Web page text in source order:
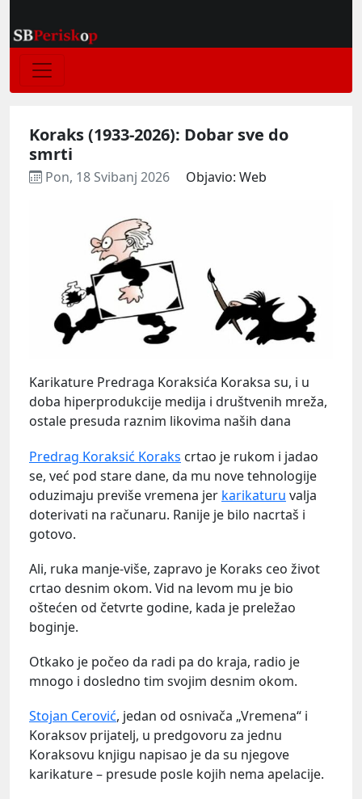
Koraks (1933-2026): Dobar sve do
smrti
Pon, 18 Svibanj 2026 Objavio: Web
Karikature Predraga Koraksića Koraksa su, i u
doba hiperprodukcije medija i društvenih mreža,
ostale presuda raznim likovima naših dana
Predrag Koraksić Koraks crtao je rukom i jadao
se, već pod stare dane, da mu nove tehnologije
oduzimaju previše vremena jer karikaturu valja
doterivati na računaru. Ranije je bilo nacrtaš i
gotovo.
Ali, ruka manje-više, zapravo je Koraks ceo život
crtao desnim okom. Vid na levom mu je bio
oštećen od četvrte godine, kada je preležao
boginje.
Otkako je počeo da radi pa do kraja, radio je
mnogo i dosledno tim svojim desnim okom.
Stojan Cerović, jedan od osnivača „Vremena“ i
Koraksov prijatelj, u predgovoru za jednu
Koraksovu knjigu napisao je da su njegove
karikature – presude posle kojih nema apelacije.